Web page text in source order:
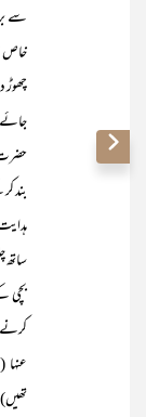
سے
خاص
چھوڑ
بند
ساتھ
بچی